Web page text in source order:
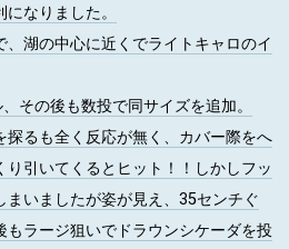
なりました。
、湖の中心に近くでライトキャロのイ
その後も数投で同サイズを追加。
探るも全く反応が無く、カバー際をへ
り引いてくるとヒット！！しかしフッ
まいましたが姿が見え、35センチぐ
もラージ狙いでドラウンシケーダを投